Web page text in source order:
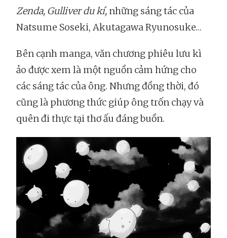
Zenda, Gulliver du kí, những sáng tác của
Natsume Soseki, Akutagawa Ryunosuke…
Bên cạnh manga, văn chương phiêu lưu kì
ảo được xem là một nguồn cảm hứng cho
các sáng tác của ông. Nhưng đồng thời, đó
cũng là phương thức giúp ông trốn chạy và
quên đi thực tại thơ ấu đáng buồn.